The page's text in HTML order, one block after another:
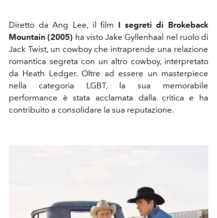
Diretto da Ang Lee, il film I segreti di Brokeback
Mountain (2005) ha visto Jake Gyllenhaal nel ruolo di
Jack Twist, un cowboy che intraprende una relazione
romantica segreta con un altro cowboy, interpretato
da Heath Ledger. Oltre ad essere un masterpiece
nella categoria LGBT, la sua memorabile
performance è stata acclamata dalla critica e ha
contribuito a consolidare la sua reputazione.